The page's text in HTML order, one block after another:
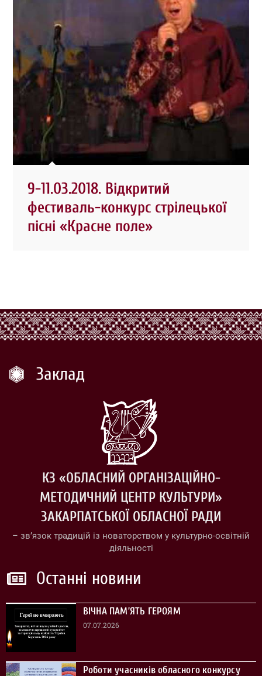
9-11.03.2018. Відкритий
фестиваль-конкурс стрілецької
пісні «Красне поле»
Заклад
КЗ «ОБЛАСНИЙ ОРГАНІЗАЦІЙНО-
МЕТОДИЧНИЙ ЦЕНТР КУЛЬТУРИ»
ЗАКАРПАТСЬКОЇ ОБЛАСНОЇ РАДИ
– зв’язок традицій із новаторством у культурно-освітній
діяльності
Останні новини
ВІЧНА ПАМ’ЯТЬ ГЕРОЯМ
07.07.2026
Роботи учасників обласного конкурсу